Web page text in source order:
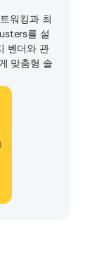
워킹과 최
를 설
벤더와 관
맞춤형 솔